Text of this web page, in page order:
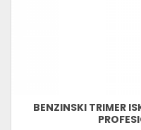
BENZINSKI TRIMER